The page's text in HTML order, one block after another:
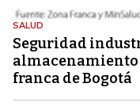
SALUD
Seguridad
almacenamiento
franca de Bogotá